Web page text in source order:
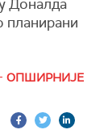
Доналда
планирани
за
написао је
ОПШИРНИЈЕ